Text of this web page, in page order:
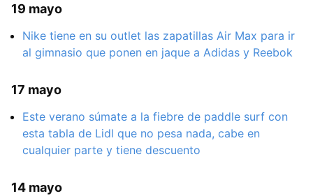
19 mayo
Nike tiene en su outlet las zapatillas Air Max para ir
al gimnasio que ponen en jaque a Adidas y Reebok
17 mayo
Este verano súmate a la fiebre de paddle surf con
esta tabla de Lidl que no pesa nada, cabe en
cualquier parte y tiene descuento
14 mayo